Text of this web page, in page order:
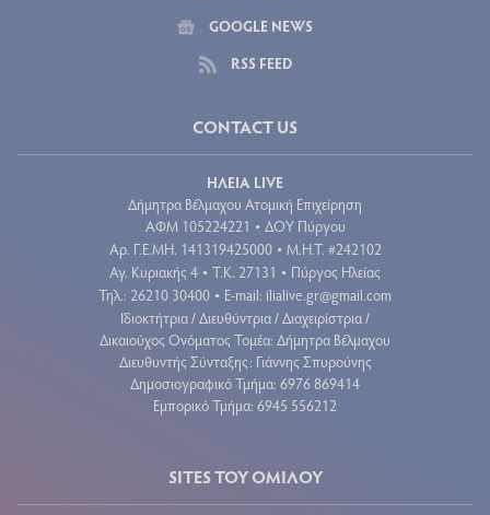
GOOGLE NEWS
RSS FEED
CONTACT US
ΗΛΕΙΑ LIVE
Δήμητρα Βέλμαχου Ατομική Επιχείρηση
ΑΦΜ 105224221 • ΔΟΥ Πύργου
Aρ. Γ.Ε.ΜΗ. 141319425000 • Μ.Η.Τ. #242102
Αγ. Κυριακής 4 • Τ.Κ. 27131 • Πύργος Ηλείας
Τηλ.: 26210 30400 • E-mail: ilialive.gr@gmail.com
Ιδιοκτήτρια / Διευθύντρια / Διαχειρίστρια /
Δικαιούχος Ονόματος Τομέα: Δήμητρα Βέλμαχου
Διευθυντής Σύνταξης: Γιάννης Σπυρούνης
Δημοσιογραφικό Τμήμα: 6976 869414
Εμπορικό Τμήμα: 6945 556212
SITES ΤΟΥ ΟΜΙΛΟΥ